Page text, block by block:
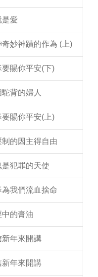
愛
妙神蹟的作為 (上)
賜你平安(下)
背的婦人
賜你平安(上)
的因主得自由
犯罪的天使
我們流血捨命
的膏油
年來開講
年來開講